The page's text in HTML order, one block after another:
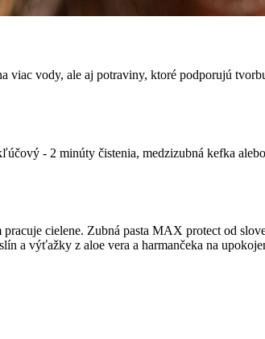
vody, ale aj potraviny, ktoré podporujú
- 2 minúty čistenia, medzizubná kefka
cielene. Zubná pasta MAX protect od
a výťažky z aloe vera a harmančeka na